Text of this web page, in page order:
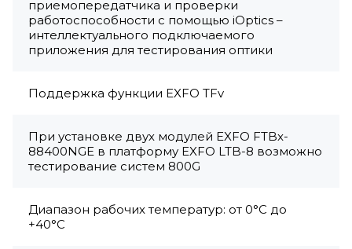
приемопередатчика и проверки
работоспособности с помощью iOptics –
интеллектуального подключаемого
приложения для тестирования оптики
Поддержка функции EXFO TFv
При установке двух модулей EXFO FTBx-
88400NGE в платформу EXFO LTB-8 возможно
тестирование систем 800G
Диапазон рабочих температур: от 0°C до
+40°C